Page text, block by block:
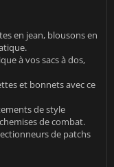
en jean, blousons en
à vos sacs à dos,
et bonnets avec ce
de style
de combat.
de patchs